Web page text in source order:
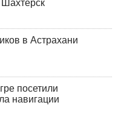
в Астрахани
посетили
навигации